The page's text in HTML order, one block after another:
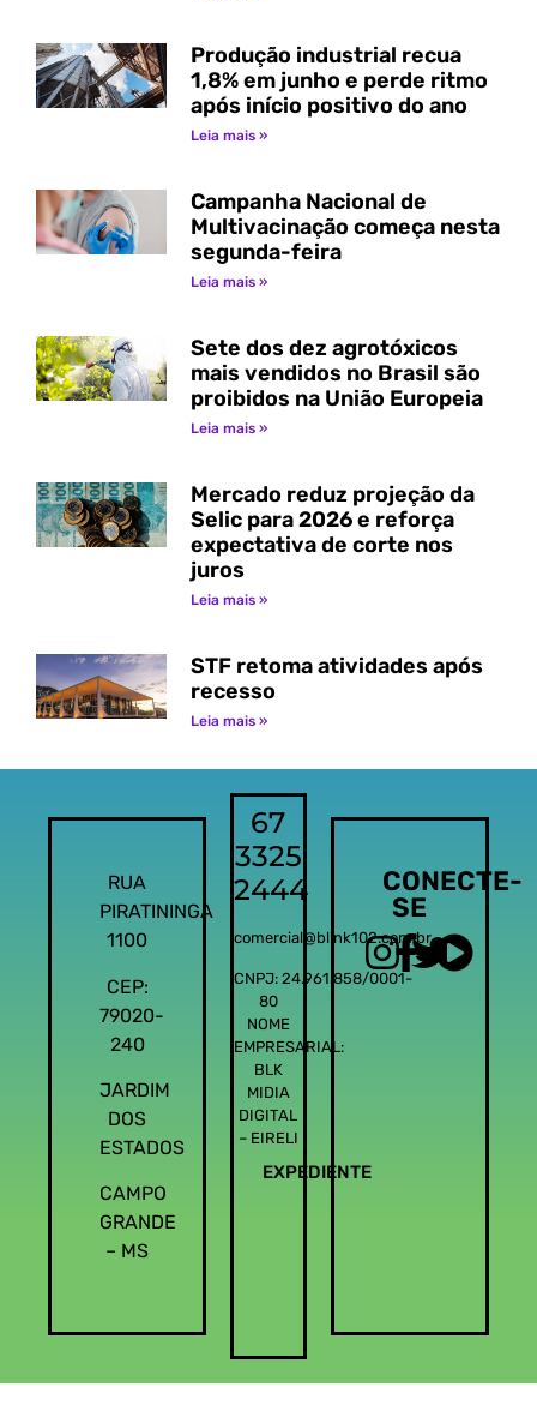
Produção industrial recua
1,8% em junho e perde ritmo
após início positivo do ano
Leia mais »
Campanha Nacional de
Multivacinação começa nesta
segunda-feira
Leia mais »
Sete dos dez agrotóxicos
mais vendidos no Brasil são
proibidos na União Europeia
Leia mais »
Mercado reduz projeção da
Selic para 2026 e reforça
expectativa de corte nos
juros
Leia mais »
STF retoma atividades após
recesso
Leia mais »
RUA
PIRATININGA
1100
CEP:
79020-
240
JARDIM
DOS
ESTADOS
CAMPO
GRANDE
– MS
67
3325
2444
comercial@blink102.com.br
CNPJ: 24.961.858/0001-
80
NOME
EMPRESARIAL:
BLK
MIDIA
DIGITAL
– EIRELI
EXPEDIENTE
CONECTE-
SE